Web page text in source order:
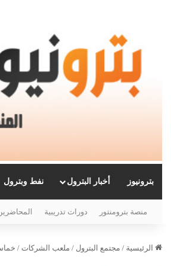
بترونيوز أخبار البترول نفط وبترول
منصة بترومنتور دورات تدريبية
الرئيسية / مجتمع البترول / ملعب الشركات /